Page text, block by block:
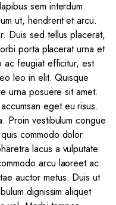
sem interdum.
ut, hendrerit et arcu.
Duis sed tellus placerat,
porta placerat urna et
ac feugiat efficitur, est
leo in elit. Quisque
urna posuere sit amet.
eget eu risus.
Proin vestibulum congue
commodo dolor
lacus a vulputate.
arcu laoreet ac.
auctor metus. Duis ut
dignissim aliquet